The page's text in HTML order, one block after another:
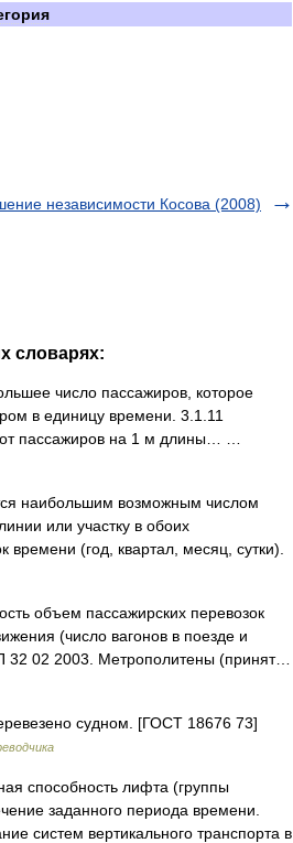
независимости Косова (2008)
словарях:
число пассажиров, которое
в единицу времени. 3.1.11
от пассажиров на 1 м длины… …
наибольшим возможным числом
или участку в обоих
(год, квартал, месяц, сутки).
объем пассажирских перевозок
(число вагонов в поезде и
32 02 2003. Метрополитены (принят…
судном. [ГОСТ 18676 73]
способность лифта (группы
заданного периода времени.
систем вертикального транспорта в